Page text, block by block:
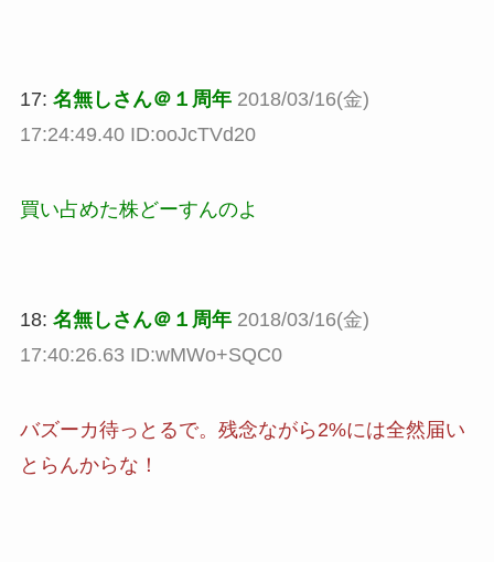
17: 名無しさん＠１周年 2018/03/16(金)
17:24:49.40 ID:ooJcTVd20
買い占めた株どーすんのよ
18: 名無しさん＠１周年 2018/03/16(金)
17:40:26.63 ID:wMWo+SQC0
バズーカ待っとるで。残念ながら2%には全然届い
とらんからな！